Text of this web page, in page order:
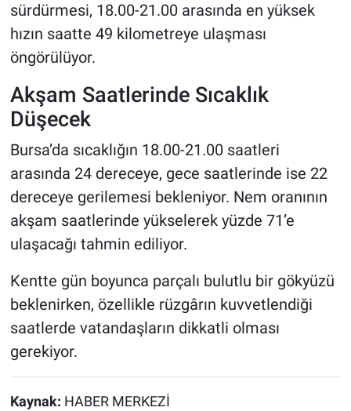
sürdürmesi, 18.00-21.00 arasında en yüksek
hızın saatte 49 kilometreye ulaşması
öngörülüyor.
Akşam Saatlerinde Sıcaklık
Düşecek
Bursa’da sıcaklığın 18.00-21.00 saatleri
arasında 24 dereceye, gece saatlerinde ise 22
dereceye gerilemesi bekleniyor. Nem oranının
akşam saatlerinde yükselerek yüzde 71’e
ulaşacağı tahmin ediliyor.
Kentte gün boyunca parçalı bulutlu bir gökyüzü
beklenirken, özellikle rüzgârın kuvvetlendiği
saatlerde vatandaşların dikkatli olması
gerekiyor.
Kaynak: HABER MERKEZİ